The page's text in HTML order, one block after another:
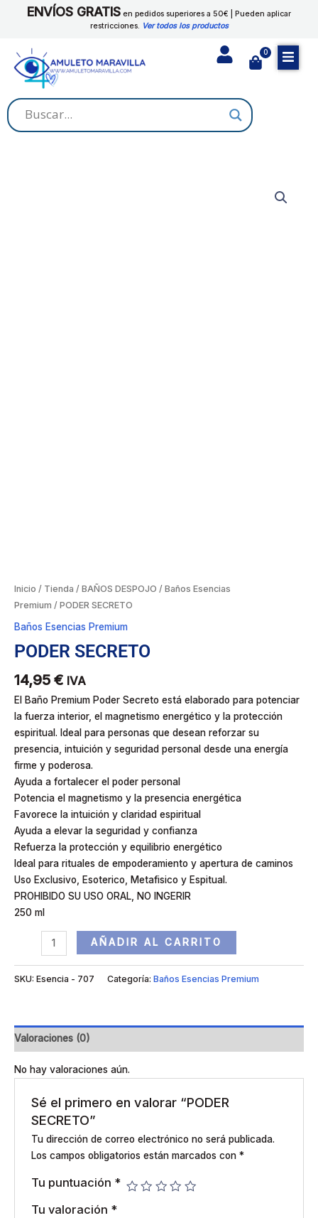
ENVÍOS GRATIS en pedidos superiores a 50€ | Pueden aplicar
restricciones. Ver todos los productos
0
Cart
Inicio / Tienda / BAÑOS DESPOJO / Baños Esencias
Premium / PODER SECRETO
Baños Esencias Premium
PODER SECRETO
14,95 € IVA
El Baño Premium Poder Secreto está elaborado para potenciar
la fuerza interior, el magnetismo energético y la protección
espiritual. Ideal para personas que desean reforzar su
presencia, intuición y seguridad personal desde una energía
firme y poderosa.
Ayuda a fortalecer el poder personal
Potencia el magnetismo y la presencia energética
Favorece la intuición y claridad espiritual
Ayuda a elevar la seguridad y confianza
Refuerza la protección y equilibrio energético
Ideal para rituales de empoderamiento y apertura de caminos
Uso Exclusivo, Esoterico, Metafisico y Espitual.
PROHIBIDO SU USO ORAL, NO INGERIR
250 ml
AÑADIR AL CARRITO
SKU: Esencia - 707 Categoría: Baños Esencias Premium
Valoraciones (0)
No hay valoraciones aún.
Sé el primero en valorar “PODER
SECRETO”
Tu dirección de correo electrónico no será publicada.
Los campos obligatorios están marcados con *
Tu puntuación *
Tu valoración *